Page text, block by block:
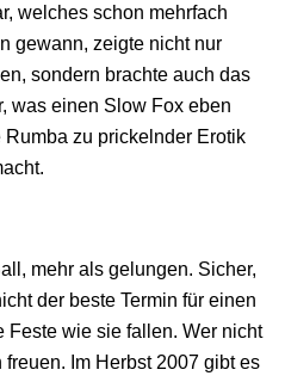
welches schon mehrfach
gewann, zeigte nicht nur
sondern brachte auch das
was einen Slow Fox eben
zu prickelnder Erotik
mehr als gelungen. Sicher,
der beste Termin für einen
Feste wie sie fallen. Wer nicht
Im Herbst 2007 gibt es